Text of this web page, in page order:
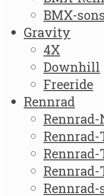
BMX-
Gravity
4X
Downhill
Freeride
Rennrad
Rennrad-
Rennrad-